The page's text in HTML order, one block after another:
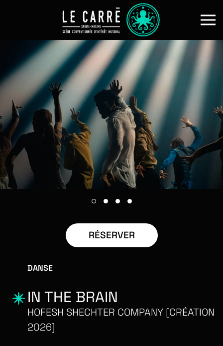
Skip to main content
DANSE
IN THE BRAIN
HOFESH SHECHTER COMPANY [CRÉATION
2026]
RÉSERVER